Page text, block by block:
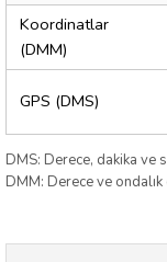
Koordinatlar
(DMM)
GPS (DMS)
DMS: Derece, dakika ve
DMM: Derece ve ondalık